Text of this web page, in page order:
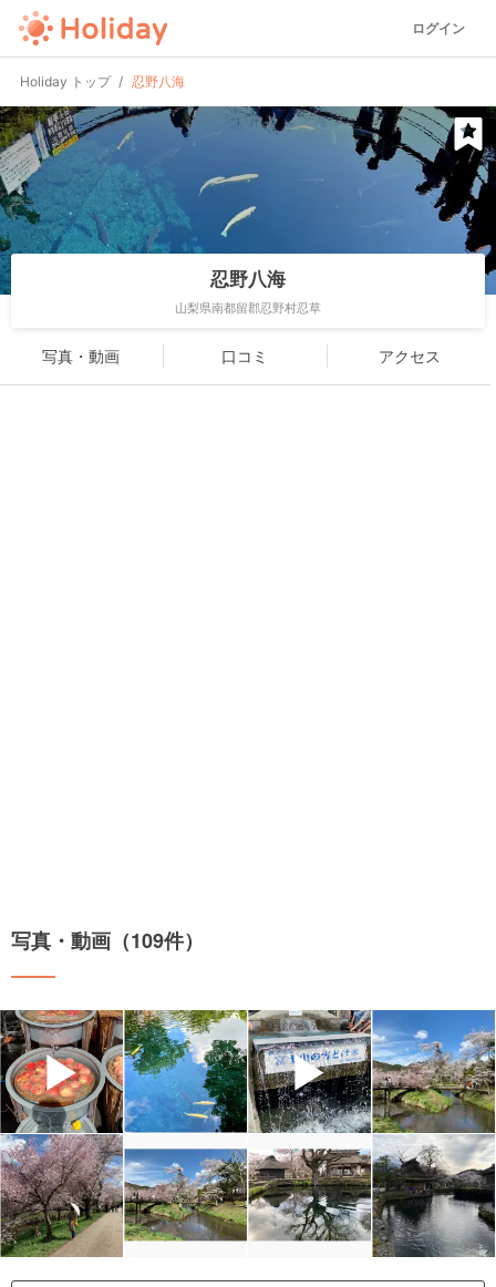
ログイン
Holiday トップ 忍野八海
忍野八海
山梨県南都留郡忍野村忍草
写真・動画 口コミ アクセス
写真・動画（109件）
▶ ▶